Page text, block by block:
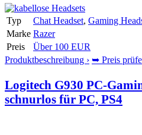
Typ Chat Headset, Gaming
Marke Razer
Preis
Über 100 EUR
Produktbeschreibung › ➥ Preis
Logitech G930 PC-
schnurlos für PC, PS4